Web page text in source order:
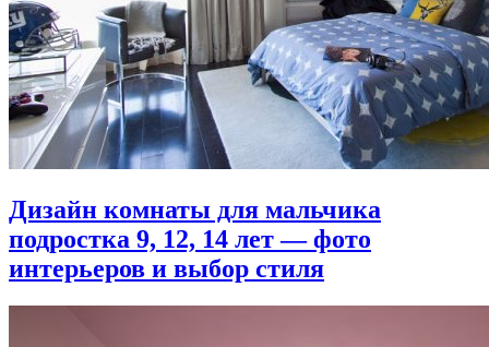
Дизайн комнаты для мальчика
подростка 9, 12, 14 лет — фото
интерьеров и выбор стиля